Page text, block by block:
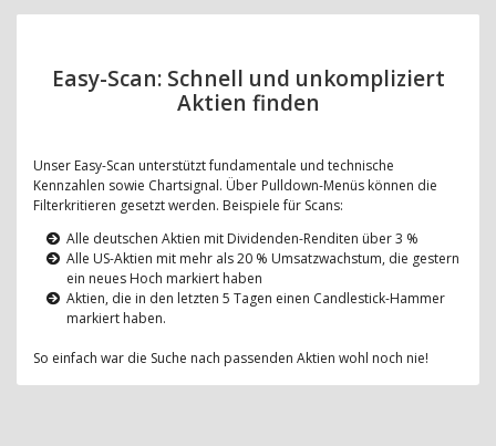
Easy-Scan: Schnell und unkompliziert
Aktien finden
Unser Easy-Scan unterstützt fundamentale und technische
Kennzahlen sowie Chartsignal. Über Pulldown-Menüs können die
Filterkritieren gesetzt werden. Beispiele für Scans:
Alle deutschen Aktien mit Dividenden-Renditen über 3 %
Alle US-Aktien mit mehr als 20 % Umsatzwachstum, die gestern
ein neues Hoch markiert haben
Aktien, die in den letzten 5 Tagen einen Candlestick-Hammer
markiert haben.
So einfach war die Suche nach passenden Aktien wohl noch nie!